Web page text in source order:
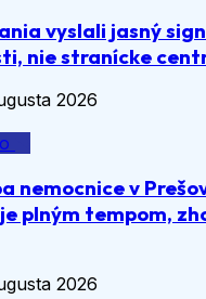
vyslali jasný
nie stranícke
2026
nemocnice v
plným tempom,
2026